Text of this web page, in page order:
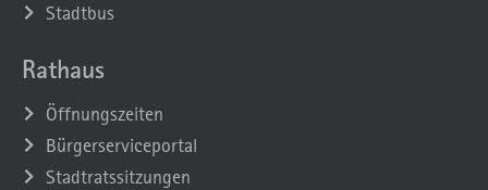
Stadtbus
Rathaus
Öffnungszeiten
Bürgerserviceportal
Stadtratssitzungen